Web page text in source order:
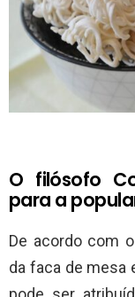
O filósofo
para a
De acordo com o
da faca de mesa